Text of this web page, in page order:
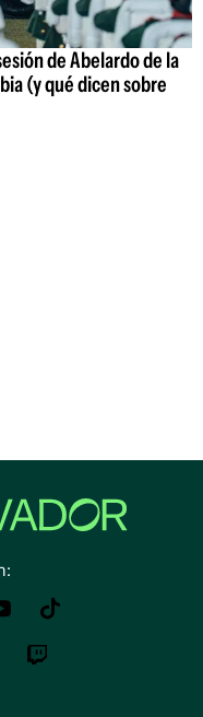
de Abelardo de la
(y qué dicen sobre